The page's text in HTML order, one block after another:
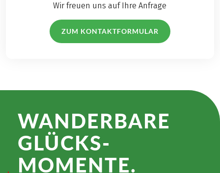
Wir freuen uns auf Ihre Anfrage
ZUM KONTAKTFORMULAR
WANDER­BARE
GLÜCKS­
MOMENTE.